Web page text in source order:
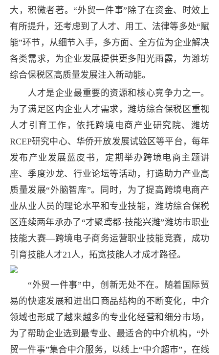
大，积微者著。“外贸一件事”除了在资金、时效上
有所提升，还考虑到了人才、用工、法律等多处“赋
能”环节，从细节入手，多方面、全方位为企业解决
各类需求，为企业发展提供更多阳光雨露，为潍坊
综合保税区高质量发展注入新动能。
人才是企业最重要的资源和核心竞争力之一。
为了满足区内企业人才需求，潍坊综合保税区重视
人才引育工作，依托跨境电商产业研究院、潍坊
RCEP研究中心、华侨开放发展试验区等平台，每年
发布产业发展蓝皮书，定期举办跨境电商主题讲
座、季度沙龙、行业论坛等活动，打造助力产业高
质量发展“外脑智库”。同时，为了提高跨境电商产
业从业人员的理论水平和专业技能，潍坊综合保税
区连续两年承办了“才聚鸢都·技能兴潍”潍坊市职业
技能大赛—跨境电子商务运营职业技能竞赛，成功
引育技能人才21人，拓宽技能人才成才路径。
“外贸一件事”中，创新无处不在。随着国际贸
易的快速发展和进出口商品结构的不断变化，中介
领域也形成了越来越多的专业化经营和细分市场，
为了帮助企业选到最专业、最适合的中介机构，“外
贸一件事”集合中介服务，以线上“中介超市”，在线